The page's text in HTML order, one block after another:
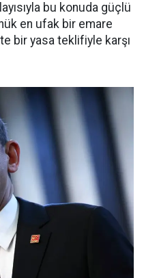
bu konuda güçlü
en ufak bir emare
bir yasa teklifiyle karşı